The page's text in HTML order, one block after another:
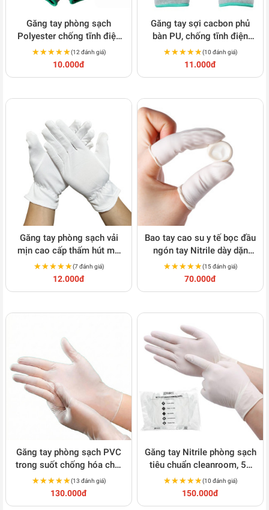
Găng tay phòng sạch
Polyester chống tĩnh điện
PU phủ bàn S139
★★★★★
★★★★★(12 đánh giá)
10.000đ
Găng tay sợi cacbon phủ
bàn PU, chống tĩnh điện
S140
★★★★★
★★★★★(10 đánh giá)
11.000đ
Găng tay phòng sạch vải
mịn cao cấp thấm hút mồ
hôi, chống bám vân tay
S138
★★★★★
★★★★★(7 đánh giá)
12.000đ
Bao tay cao su y tế bọc đầu
ngón tay Nitrile dày dặn
S117
★★★★★
★★★★★(15 đánh giá)
70.000đ
Găng tay phòng sạch PVC
trong suốt chống hóa chất
nhẹ S144
★★★★★
★★★★★(13 đánh giá)
130.000đ
Găng tay Nitrile phòng sạch
tiêu chuẩn cleanroom, 50
đôi/túi, S143
★★★★★
★★★★★(10 đánh giá)
150.000đ